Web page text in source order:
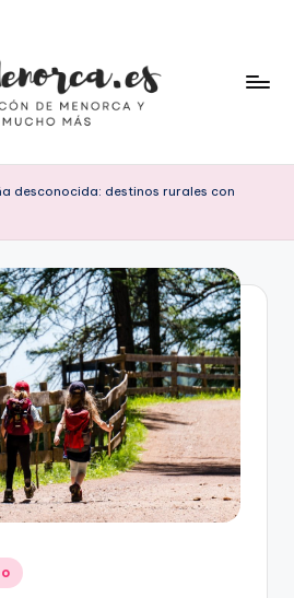
desconocida: destinos rurales con